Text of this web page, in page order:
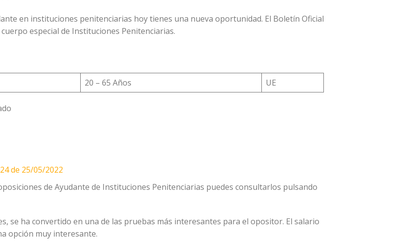
en instituciones penitenciarias hoy tienes una nueva oportunidad. El Boletín Oficial
especial de Instituciones Penitenciarias.
20 – 65 Años UE
de 25/05/2022
de Ayudante de Instituciones Penitenciarias puedes consultarlos pulsando
se ha convertido en una de las pruebas más interesantes para el opositor. El salario
opción muy interesante.